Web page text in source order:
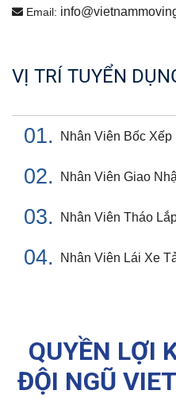
Email:
VỊ TRÍ TUYỂN
01. Nhân Viên Bốc Xếp
02. Nhân Viên Giao
03. Nhân Viên Tháo
04. Nhân Viên Lái Xe
QUYỀN LỢI
ĐỘI NGŨ